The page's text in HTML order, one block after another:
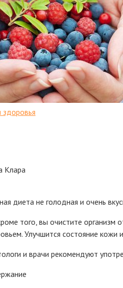
Клара
диета не голодная и очень
того, вы очистите организм
Улучшится состояние кожи
и врачи рекомендуют